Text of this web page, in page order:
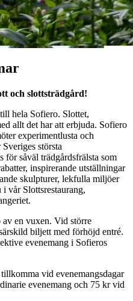
och slottsträdgård!
hela Sofiero. Slottet,
allt det har att erbjuda. Sofiero
experimentlusta och
största
för såväl trädgårdsfrälsta som
inspirerande utställningar
skulpturer, lekfulla miljöer
vår Slottsrestaurang,
av en vuxen. Vid större
biljett med förhöjd entré.
evenemang i Sofieros
vid evenemangsdagar
evenemang och 75 kr vid